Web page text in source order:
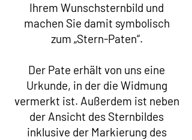
Ihrem Wunschsternbild und
machen Sie damit symbolisch
zum „Stern-Paten“.
Der Pate erhält von uns eine
Urkunde, in der die Widmung
vermerkt ist. Außerdem ist neben
der Ansicht des Sternbildes
inklusive der Markierung des